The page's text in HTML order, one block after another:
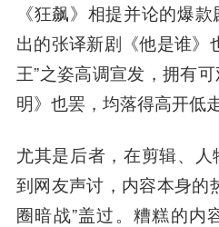
《狂飙》相提并论的爆
出的张译新剧《他是谁》
王”之姿高调宣发，拥有
明》也罢，均落得高开低
尤其是后者，在剪辑、
到网友声讨，内容本身的
圈暗战”盖过。糟糕的内